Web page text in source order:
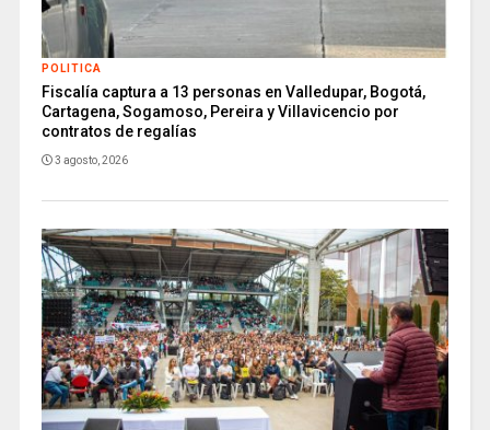
POLITICA
Fiscalía captura a 13 personas en Valledupar, Bogotá,
Cartagena, Sogamoso, Pereira y Villavicencio por
contratos de regalías
3 agosto, 2026